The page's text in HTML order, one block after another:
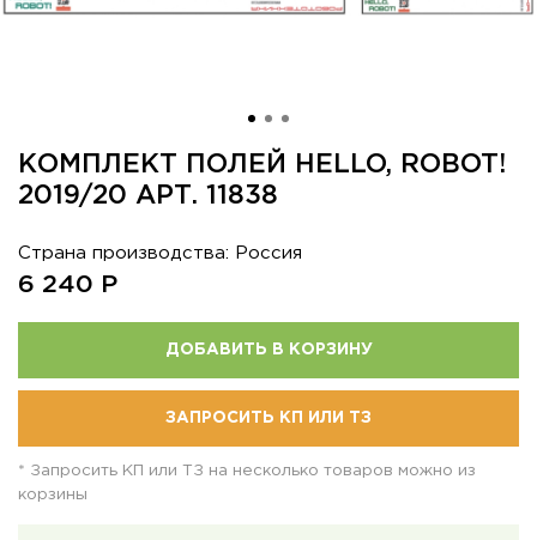
КОМПЛЕКТ ПОЛЕЙ HELLO, ROBOT!
2019/20 АРТ. 11838
Страна производства: Россия
6 240 Р
ДОБАВИТЬ В КОРЗИНУ
ЗАПРОСИТЬ КП ИЛИ ТЗ
* Запросить КП или ТЗ на несколько товаров можно из
корзины